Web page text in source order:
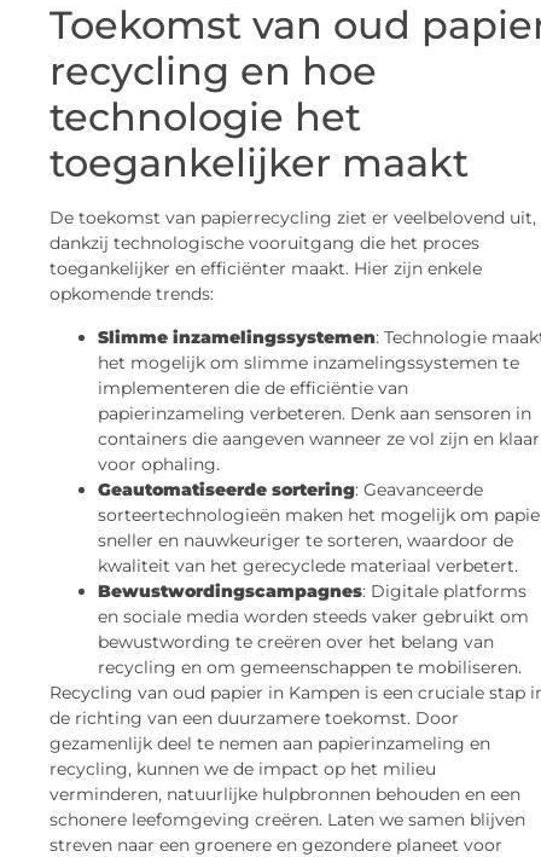
Toekomst van oud
recycling en hoe
technologie het
toegankelijker maakt
De toekomst van papierrecycling ziet er veelbelovend uit,
dankzij technologische vooruitgang die het proces
toegankelijker en efficiënter maakt. Hier zijn enkele
opkomende trends:
Slimme inzamelingssystemen: Technologie
het mogelijk om slimme inzamelingssystemen te
implementeren die de efficiëntie van
papierinzameling verbeteren. Denk aan sensoren in
containers die aangeven wanneer ze vol zijn en klaar
voor ophaling.
Geautomatiseerde sortering: Geavanceerde
sorteertechnologieën maken het mogelijk om
sneller en nauwkeuriger te sorteren, waardoor de
kwaliteit van het gerecyclede materiaal verbetert.
Bewustwordingscampagnes: Digitale platforms
en sociale media worden steeds vaker gebruikt om
bewustwording te creëren over het belang van
recycling en om gemeenschappen te mobiliseren.
Recycling van oud papier in Kampen is een cruciale stap
de richting van een duurzamere toekomst. Door
gezamenlijk deel te nemen aan papierinzameling en
recycling, kunnen we de impact op het milieu
verminderen, natuurlijke hulpbronnen behouden en een
schonere leefomgeving creëren. Laten we samen blijven
streven naar een groenere en gezondere planeet voor